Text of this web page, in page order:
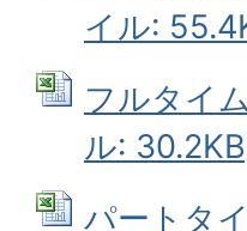
イル:
フルタイ
ル:
パートタ